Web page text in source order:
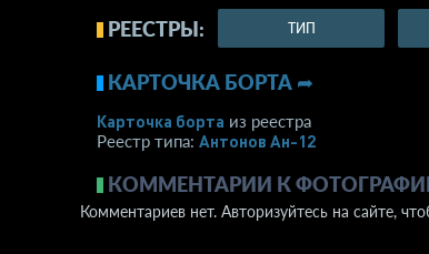
РЕЕСТРЫ: ТИП
КАРТОЧКА БОРТА ➦
Карточка борта из реестра
Реестр типа: Антонов Ан-12
КОММЕНТАРИИ К
Комментариев нет. Авторизуйтесь на сайте,